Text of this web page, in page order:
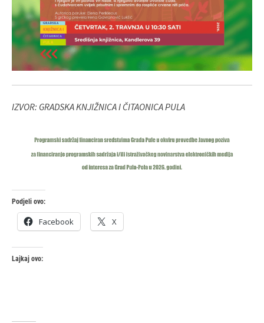
IZVOR: GRADSKA KNJIŽNICA I ČITAONICA PULA
Podjeli ovo:
Facebook X
Lajkaj ovo: